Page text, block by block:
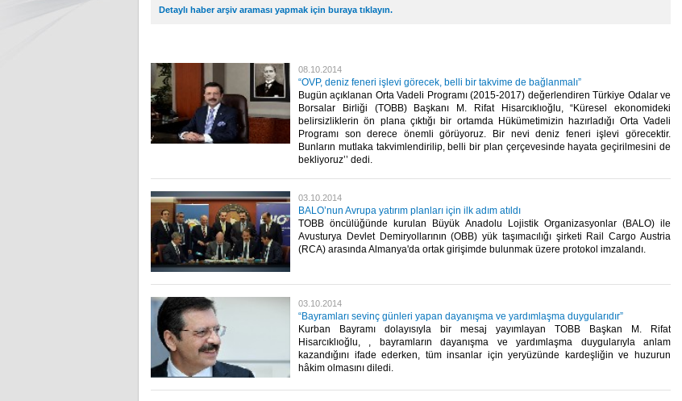
Detaylı haber arşiv araması yapmak için buraya tıklayın.
08.10.2014
“OVP, deniz feneri işlevi görecek, belli bir takvime de bağlanmalı”
Bugün açıklanan Orta Vadeli Programı (2015-2017) değerlendiren Türkiye Odalar ve
Borsalar Birliği (TOBB) Başkanı M. Rifat Hisarcıklıoğlu, “Küresel ekonomideki
belirsizliklerin ön plana çıktığı bir ortamda Hükümetimizin hazırladığı Orta Vadeli
Programı son derece önemli görüyoruz. Bir nevi deniz feneri işlevi görecektir.
Bunların mutlaka takvimlendirilip, belli bir plan çerçevesinde hayata geçirilmesini de
bekliyoruz’’ dedi.​
03.10.2014
BALO’nun Avrupa yatırım planları için ilk adım atıldı
TOBB öncülüğünde kurulan Büyük Anadolu Lojistik Organizasyonlar (BALO) ile
Avusturya Devlet Demiryollarının (OBB) yük taşımacılığı şirketi Rail Cargo Austria
(RCA) arasında Almanya'da ortak girişimde bulunmak üzere protokol imzalandı.​
03.10.2014
“Bayramları sevinç günleri yapan dayanışma ve yardımlaşma duygularıdır”
Kurban Bayramı dolayısıyla bir mesaj yayımlayan TOBB Başkan M. Rifat
Hisarcıklıoğlu, , bayramların dayanışma ve yardımlaşma duygularıyla anlam
kazandığını ifade ederken, tüm insanlar için yeryüzünde kardeşliğin ve huzurun
hâkim olmasını diledi.​